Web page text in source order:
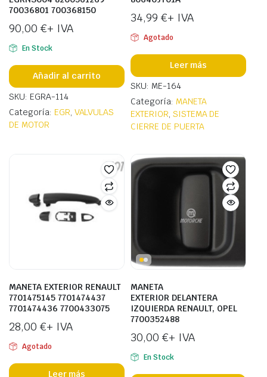
70036801 700368150
90,00 €+ IVA
En Stock
Añadir al carrito
SKU: EGRA-114
Categoría: EGR, VALVULAS
DE MOTOR
34,99 €+ IVA
Agotado
Leer más
SKU: ME-164
Categoría: MANETA
EXTERIOR, SISTEMA DE
CIERRE DE PUERTA
MANETA EXTERIOR RENAULT
7701475145 7701474437
7701474436 7700433075
28,00 €+ IVA
Agotado
Leer más
MANETA
EXTERIOR DELANTERA
IZQUIERDA RENAULT, OPEL
7700352488
30,00 €+ IVA
En Stock